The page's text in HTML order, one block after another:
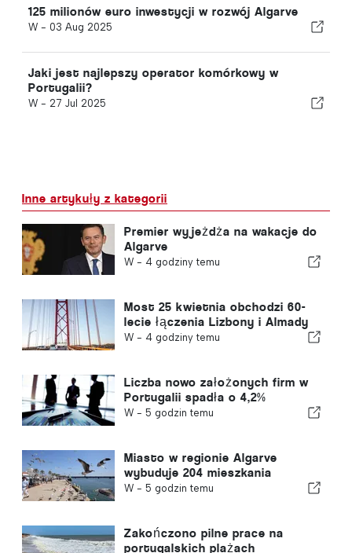
125 milionów euro inwestycji w rozwój Algarve
W - 03 Aug 2025
Jaki jest najlepszy operator komórkowy w
Portugalii?
W - 27 Jul 2025
Inne artykuły z kategorii
Premier wyjeżdża na wakacje do
Algarve
W - 4 godziny temu
Most 25 kwietnia obchodzi 60-
lecie łączenia Lizbony i Almady
W - 4 godziny temu
Liczba nowo założonych firm w
Portugalii spadła o 4,2%
W - 5 godzin temu
Miasto w regionie Algarve
wybuduje 204 mieszkania
W - 5 godzin temu
Zakończono pilne prace na
portugalskich plażach